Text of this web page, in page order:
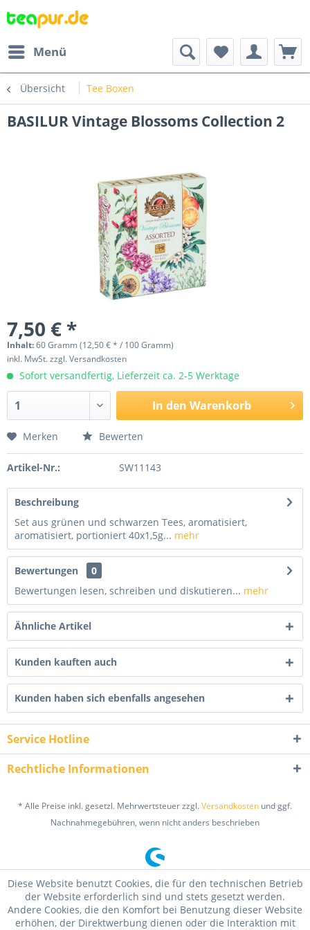
Menü
Übersicht Tee Boxen
BASILUR Vintage Blossoms Collection 2
7,50 € *
Inhalt:60 Gramm (12,50 € * / 100 Gramm)
inkl. MwSt.zzgl. Versandkosten
Sofort versandfertig, Lieferzeit ca. 2-5 Werktage
In den Warenkorb
Merken Bewerten
Artikel-Nr.: SW11143
Beschreibung
Set aus grünen und schwarzen Tees, aromatisiert,
aromatisiert, portioniert 40x1,5g... mehr
Bewertungen
0
Bewertungen lesen, schreiben und diskutieren... mehr
Ähnliche Artikel
Kunden kauften auch
Kunden haben sich ebenfalls angesehen
Service Hotline
Rechtliche Informationen
* Alle Preise inkl. gesetzl. Mehrwertsteuer zzgl.Versandkosten und ggf.
Nachnahmegebühren, wenn nicht anders beschrieben
Diese Website benutzt Cookies, die für den technischen Betrieb
der Website erforderlich sind und stets gesetzt werden.
Andere Cookies, die den Komfort bei Benutzung dieser Website
erhöhen, der Direktwerbung dienen oder die Interaktion mit